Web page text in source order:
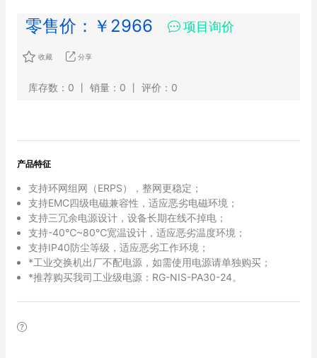
零售价：￥2966 项目询价
收藏  分享
库存数：0 丨 销量：0 丨 评价：0
产品特征
支持环网组网（ERPS），整网更稳定；
支持EMC四级电磁兼容性，适应恶劣电磁环境；
支持三冗余电源设计，设备长期在线不掉电；
支持-40℃~80℃宽温设计，适应恶劣温度环境；
支持IP40防尘等级，适应恶劣工作环境；
*工业交换机出厂不配电源，如需使用电源请单独购买；
*推荐购买我司工业级电源：RG-NIS-PA30-24。